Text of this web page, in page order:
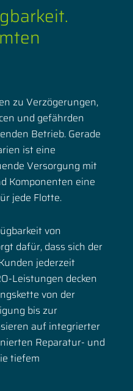
zu Verzögerungen,
und gefährden
Betrieb. Gerade
ist eine
Versorgung mit
Komponenten eine
jede Flotte.
von
dafür, dass sich der
jederzeit
Leistungen decken
von der
bis zur
auf integrierter
Reparatur- und
tiefem